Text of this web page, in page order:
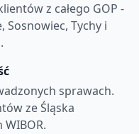
z całego GOP -
Sosnowiec, Tychy i
sprawach.
ze Śląska